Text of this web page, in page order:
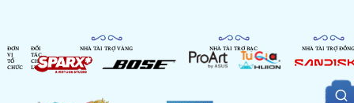
ĐƠN
VỊ
TỔ
CHỨC
ĐỐI
TÁC
CHIẾN
LƯỢC
NHÀ TÀI TRỢ VÀNG NHÀ TÀI TRỢ BẠC NHÀ TÀI TRỢ ĐỒNG